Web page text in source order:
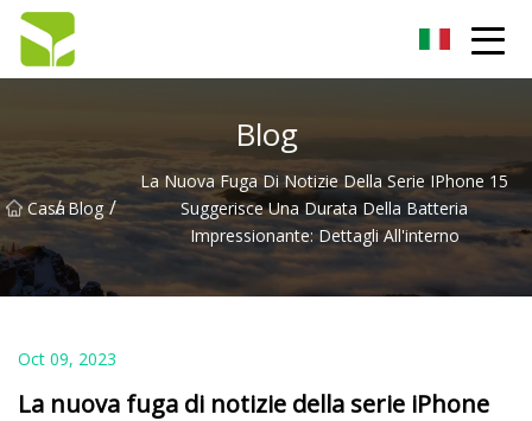
Blog
Casa
/ Blog /
La Nuova Fuga Di Notizie Della Serie IPhone 15
Suggerisce Una Durata Della Batteria
Impressionante: Dettagli All'interno
Oct 09, 2023
La nuova fuga di notizie della serie iPhone